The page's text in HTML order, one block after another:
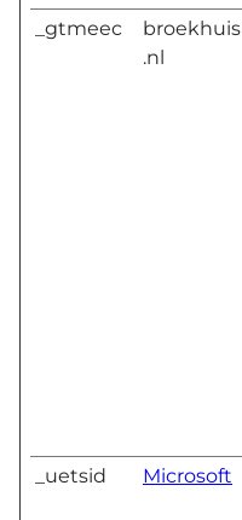
_gtmeec
broekhuis
.nl
_uetsid Microsoft